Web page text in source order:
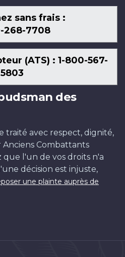
sans frais :
268-7708
(ATS) : 1-800-567-
5803
des
traité avec respect, dignité,
Combattants
que l'un de vos droits n'a
décision est injuste,
une plainte auprès de